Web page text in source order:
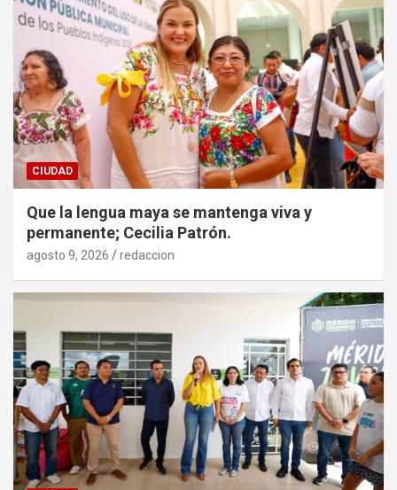
CIUDAD
Que la lengua maya se mantenga viva y
permanente; Cecilia Patrón.
agosto 9, 2026 redaccion